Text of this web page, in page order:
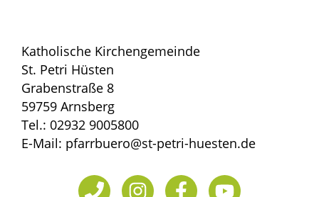
Katholische Kirchengemeinde
St. Petri Hüsten
Grabenstraße 8
59759 Arnsberg
Tel.: 02932 9005800
E-Mail: pfarrbuero@st-petri-huesten.de